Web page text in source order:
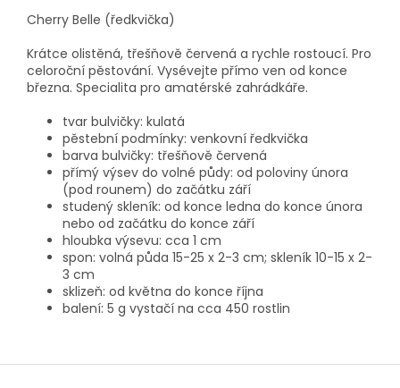
Cherry Belle (ředkvička)
Krátce olistěná, třešňově červená a rychle rostoucí. Pro
celoroční pěstování. Vysévejte přímo ven od konce
března. Specialita pro amatérské zahrádkáře.
tvar bulvičky: kulatá
pěstební podmínky: venkovní ředkvička
barva bulvičky: třešňově červená
přímý výsev do volné půdy: od poloviny února
(pod rounem) do začátku září
studený skleník: od konce ledna do konce února
nebo od začátku do konce září
hloubka výsevu: cca 1 cm
spon: volná půda 15-25 x 2-3 cm; skleník 10-15 x 2-
3 cm
sklizeň: od května do konce října
balení: 5 g vystačí na cca 450 rostlin
Z